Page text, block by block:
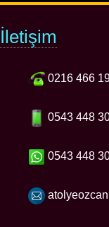
İletişim
0216 466
0543 448
0543 448